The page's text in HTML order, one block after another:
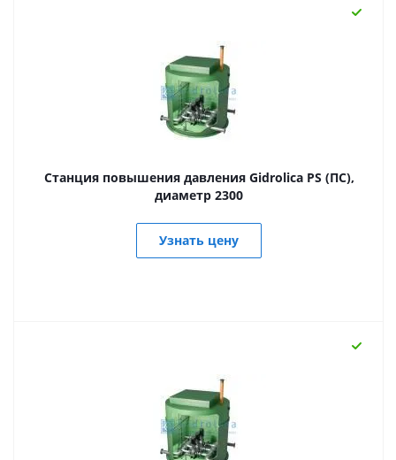
Станция повышения давления Gidrolica PS (ПС),
диаметр 2300
Узнать цену